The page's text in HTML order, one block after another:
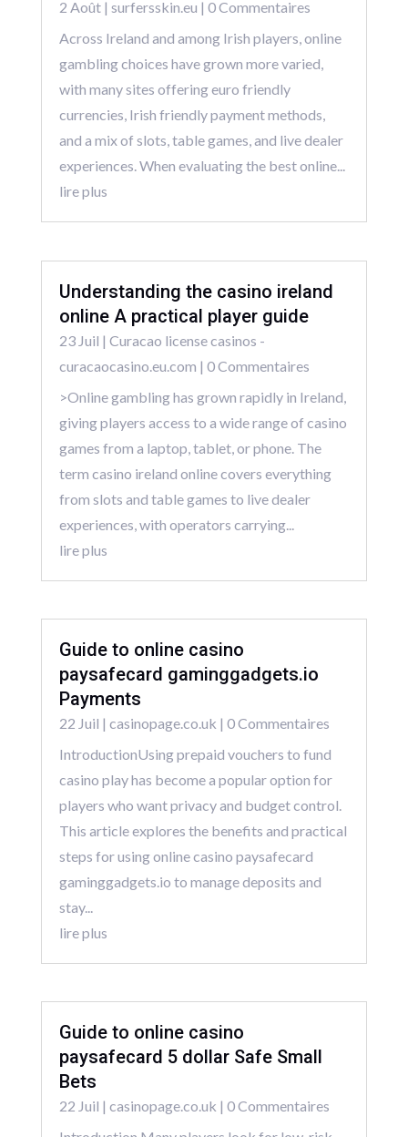
2 Août| surfersskin.eu | 0 Commentaires
Across Ireland and among Irish players, online
gambling choices have grown more varied,
with many sites offering euro friendly
currencies, Irish friendly payment methods,
and a mix of slots, table games, and live dealer
experiences. When evaluating the best online...
lire plus
Understanding the casino ireland
online A practical player guide
23 Juil | Curacao license casinos -
curacaocasino.eu.com | 0 Commentaires
>Online gambling has grown rapidly in Ireland,
giving players access to a wide range of casino
games from a laptop, tablet, or phone. The
term casino ireland online covers everything
from slots and table games to live dealer
experiences, with operators carrying...
lire plus
Guide to online casino
paysafecard gaminggadgets.io
Payments
22 Juil | casinopage.co.uk | 0 Commentaires
IntroductionUsing prepaid vouchers to fund
casino play has become a popular option for
players who want privacy and budget control.
This article explores the benefits and practical
steps for using online casino paysafecard
gaminggadgets.io to manage deposits and
stay...
lire plus
Guide to online casino
paysafecard 5 dollar Safe Small
Bets
22 Juil | casinopage.co.uk | 0 Commentaires